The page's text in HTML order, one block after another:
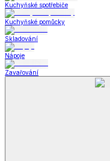
Kuchyňské spotřebiče
Kuchyňské pomůcky
Skladování
Nápoje
Zavařování